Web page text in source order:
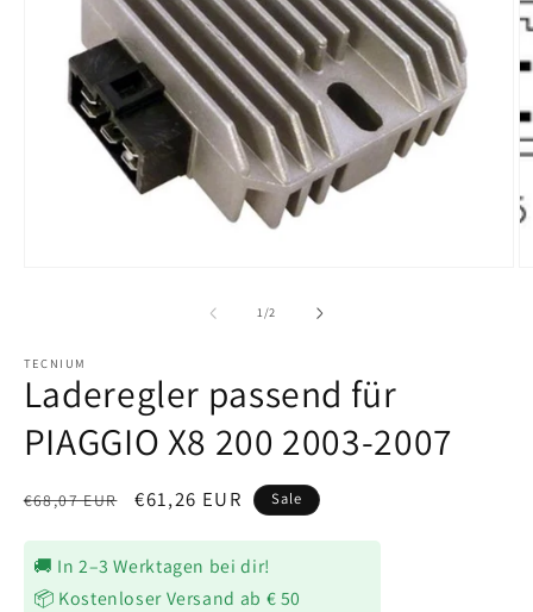
2
1/von
2
TECNIUM
Laderegler passend für
PIAGGIO X8 200 2003-2007
Normaler
€68,07 EUR Verkaufspreis
€61,26 EUR Sale
🚚 In 2–3 Werktagen bei dir!
📦 Kostenloser Versand ab € 50